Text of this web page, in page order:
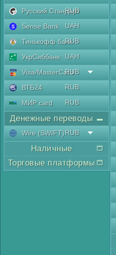
Русский Стандарт
RUB
Sense Bank
UAH
Тинькофф банкRUB
УкрСиббанк
UAH
Visa/MasterCard
RUB
ВТБ24
RUB
МИР card
RUB
Денежные переводы
Wire (SWIFT)RUB
Наличные
Торговые платформы